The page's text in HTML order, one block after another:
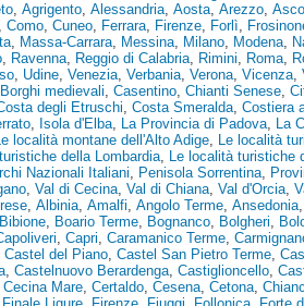
, Agrigento, Alessandria, Aosta, Arezzo,
, Como, Cuneo, Ferrara, Firenze, Forlì,
, Massa-Carrara, Messina, Milano, Modena,
, Ravenna, Reggio di Calabria, Rimini, Roma,
, Udine, Venezia, Verbania, Verona, Vicenza,
Borghi medievali, Casentino, Chianti Senese,
degli Etruschi, Costa Smeralda, Costiera
, Isola d'Elba, La Provincia di Padova, La
località montane dell'Alto Adige, Le località
della Lombardia, Le località turistiche
Nazionali Italiani, Penisola Sorrentina,
, Val di Cecina, Val di Chiana, Val d'Orcia,
, Albinia, Amalfi, Angolo Terme, Ansedonia,
Bibione, Boario Terme, Bognanco, Bolgheri,
, Capri, Caramanico Terme,
Castel del Piano, Castel San Pietro Terme,
, Castelnuovo Berardenga, Castiglioncello,
Cecina Mare, Certaldo, Cesena, Cetona,